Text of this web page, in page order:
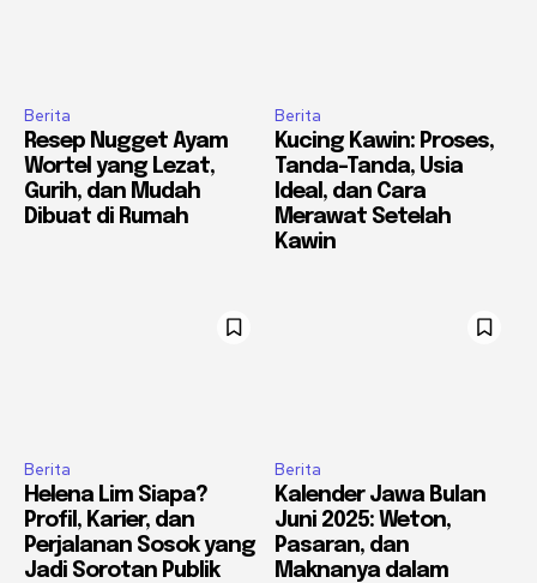
Berita
Resep Nugget Ayam
Wortel yang Lezat,
Gurih, dan Mudah
Dibuat di Rumah
Berita
Kucing Kawin: Proses,
Tanda-Tanda, Usia
Ideal, dan Cara
Merawat Setelah
Kawin
Berita
Helena Lim Siapa?
Profil, Karier, dan
Perjalanan Sosok yang
Jadi Sorotan Publik
Berita
Kalender Jawa Bulan
Juni 2025: Weton,
Pasaran, dan
Maknanya dalam